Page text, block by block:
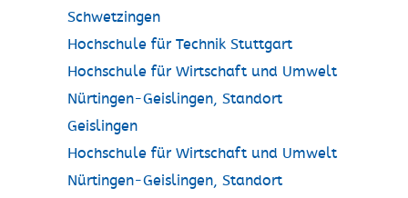
Schwetzingen
Hochschule für Technik Stuttgart
Hochschule für Wirtschaft und Umwelt
Nürtingen-Geislingen, Standort
Geislingen
Hochschule für Wirtschaft und Umwelt
Nürtingen-Geislingen, Standort